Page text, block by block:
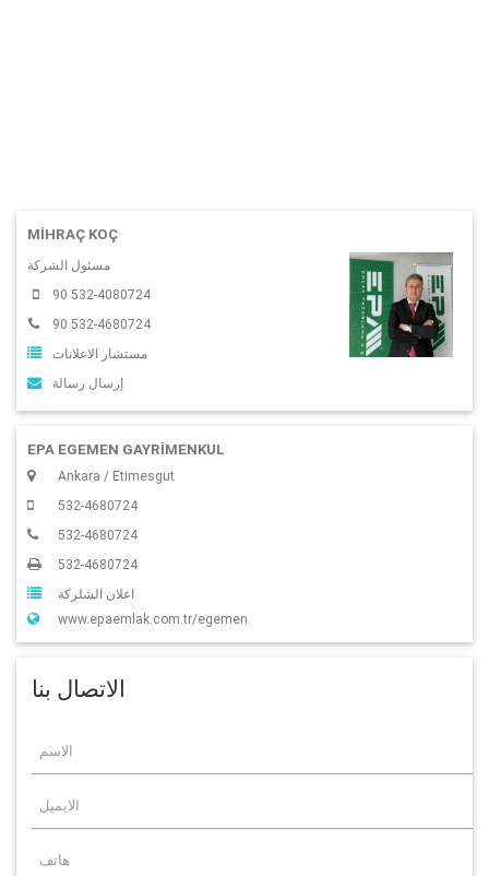
MIHRAÇ KOÇ
مسئول الشركة
90 532-4080724
90 532-4680724
مستشار الاعلانات
إرسال رسالة
EPA EGEMEN GAYRİMENKUL
Ankara / Etimesgut
532-4680724
532-4680724
532-4680724
اعلان الشلركة
www.epaemlak.com.tr/egemen
الاتصال بنا